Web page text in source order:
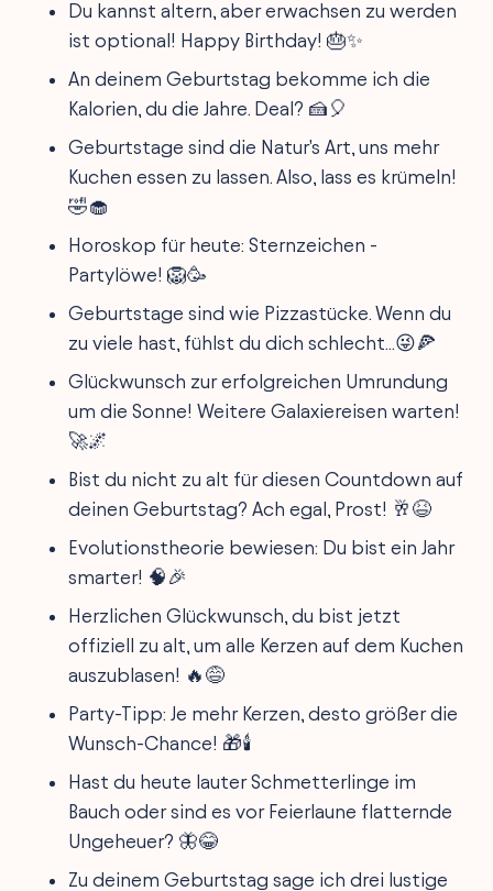
Du kannst altern, aber erwachsen zu werden
ist optional! Happy Birthday! 🎂✨
An deinem Geburtstag bekomme ich die
Kalorien, du die Jahre. Deal? 🍰🎈
Geburtstage sind die Natur's Art, uns mehr
Kuchen essen zu lassen. Also, lass es krümeln!
🤣🧁
Horoskop für heute: Sternzeichen -
Partylöwe! 🦁🥳
Geburtstage sind wie Pizzastücke. Wenn du
zu viele hast, fühlst du dich schlecht...😜🍕
Glückwunsch zur erfolgreichen Umrundung
um die Sonne! Weitere Galaxiereisen warten!
🚀🌌
Bist du nicht zu alt für diesen Countdown auf
deinen Geburtstag? Ach egal, Prost! 🥂😆
Evolutionstheorie bewiesen: Du bist ein Jahr
smarter! 🧠🎉
Herzlichen Glückwunsch, du bist jetzt
offiziell zu alt, um alle Kerzen auf dem Kuchen
auszublasen! 🔥😅
Party-Tipp: Je mehr Kerzen, desto größer die
Wunsch-Chance! 🎁🕯
Hast du heute lauter Schmetterlinge im
Bauch oder sind es vor Feierlaune flatternde
Ungeheuer? 🦋😂
Zu deinem Geburtstag sage ich drei lustige